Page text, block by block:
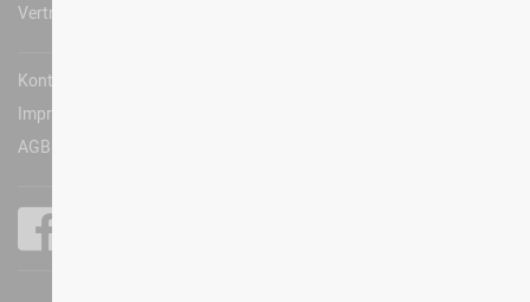
Vertrag widerrufen
Kontakt
Impressum
AGB & Privacy